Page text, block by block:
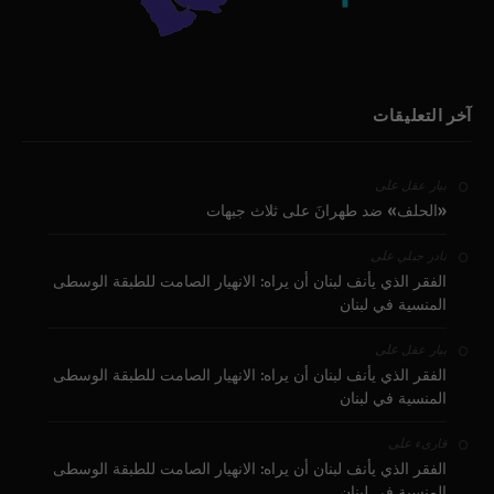
آخر التعليقات
بيار عقل على
«الحلف» ضد طهرانَ على ثلاث جبهات
نادر جبلي على
الفقر الذي يأنف لبنان أن يراه: الانهيار الصامت للطبقة الوسطى
المنسية في لبنان
بيار عقل على
الفقر الذي يأنف لبنان أن يراه: الانهيار الصامت للطبقة الوسطى
المنسية في لبنان
قارىء على
الفقر الذي يأنف لبنان أن يراه: الانهيار الصامت للطبقة الوسطى